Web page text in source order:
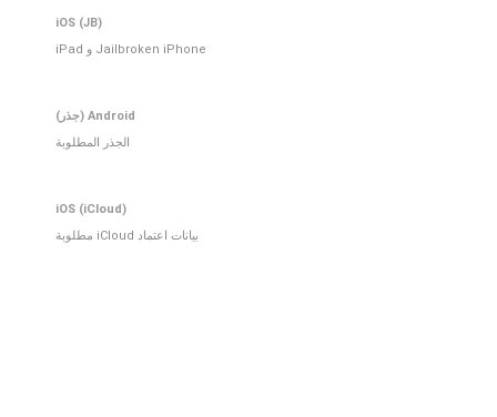
iOS (JB)
Jailbroken iPhone و iPad
Android (جذر)
الجذر المطلوبة
iOS (iCloud)
بيانات اعتماد iCloud مطلوبة